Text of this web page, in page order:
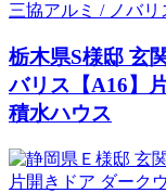
三協アルミ / ノバリ
栃木県S様邸 玄
バリス【A16】
積水ハウス